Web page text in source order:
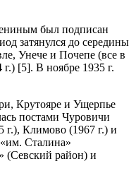
был подписан
затянулся до середины
Унече и Почепе (все в
[5]. В ноябре 1935 г.
Крутояре и Ущерпье
постами Чуровичи
г.), Климово (1967 г.) и
Сталина»
(Севский район) и